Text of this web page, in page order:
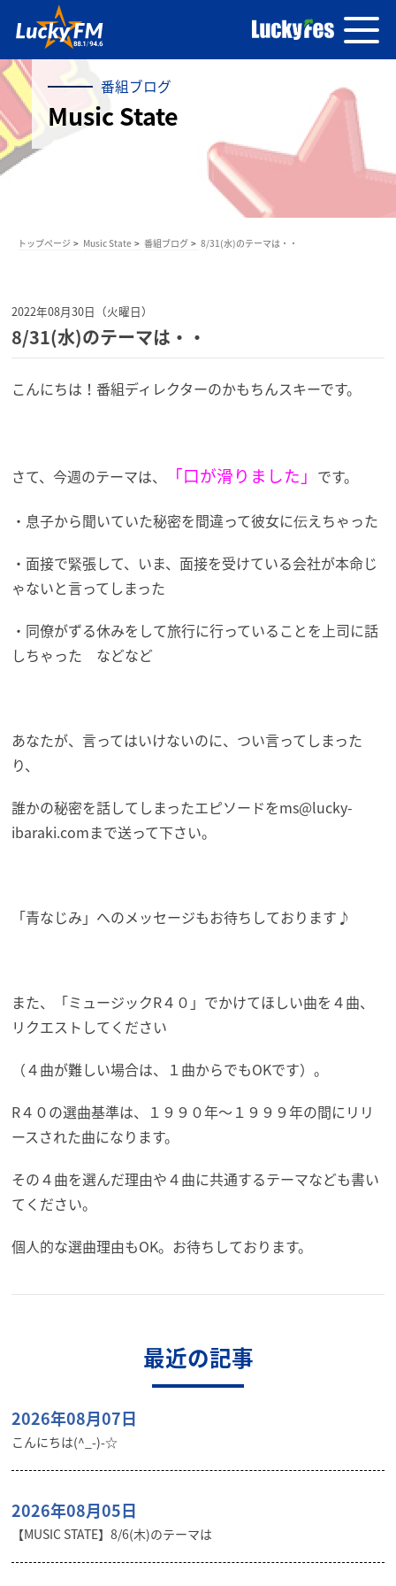
番組ブログ
Music State
トップページ Music State 番組ブログ 8/31(水)のテーマは・・
2022年08月30日（火曜日）
8/31(水)のテーマは・・
こんにちは！番組ディレクターのかもちんスキーです。
さて、今週のテーマは、 「口が滑りました」 です。
・息子から聞いていた秘密を間違って彼女に伝えちゃった
・面接で緊張して、いま、面接を受けている会社が本命じ
ゃないと言ってしまった
・同僚がずる休みをして旅行に行っていることを上司に話
しちゃった などなど
あなたが、言ってはいけないのに、つい言ってしまった
り、
誰かの秘密を話してしまったエピソードをms@lucky-
ibaraki.comまで送って下さい。
「青なじみ」へのメッセージもお待ちしております♪
また、「ミュージックR４０」でかけてほしい曲を４曲、
リクエストしてください
（４曲が難しい場合は、１曲からでもOKです）。
R４０の選曲基準は、１９９０年～１９９９年の間にリリ
ースされた曲になります。
その４曲を選んだ理由や４曲に共通するテーマなども書い
てください。
個人的な選曲理由もOK。お待ちしております。
最近の記事
2026年08月07日
こんにちは(^_-)-☆
2026年08月05日
【MUSIC STATE】8/6(木)のテーマは